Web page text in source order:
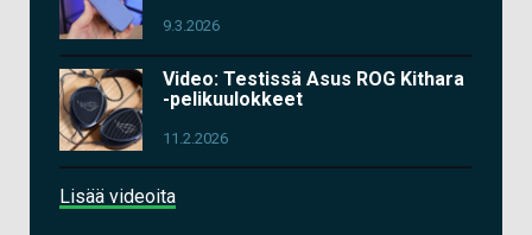
9.3.2026
Video: Testissä Asus ROG Kithara
-pelikuulokkeet
11.2.2026
Lisää videoita